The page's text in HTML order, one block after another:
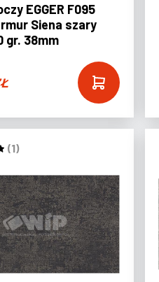
EGGER F095
Siena szary
gr. 38mm
(1)